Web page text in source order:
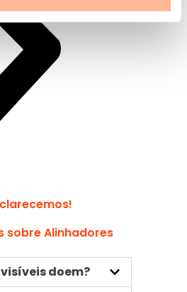
sobre Alinhadores
doem?